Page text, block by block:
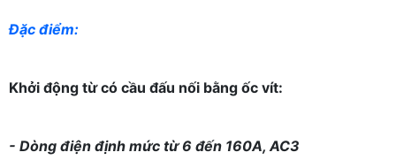
Đặc điểm:
Khởi động từ có cầu đấu nối bằng ốc vít:
- Dòng điện định mức từ 6 đến 160A, AC3